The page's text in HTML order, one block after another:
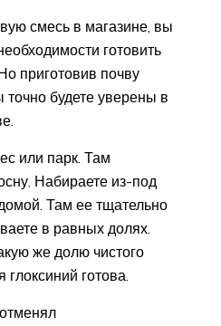
смесь в магазине, вы
готовить
приготовив почву
точно будете уверены в
или парк. Там
Набираете из-под
Там ее тщательно
в равных долях.
же долю чистого
глоксиний готова.